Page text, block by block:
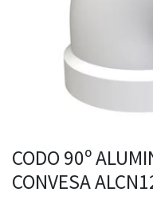
CODO 90º
CONVESA